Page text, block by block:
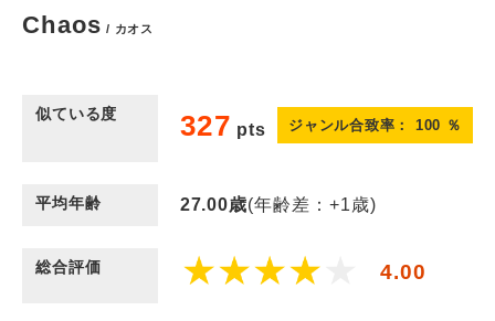
Chaos / カオス
似ている度 327 pts ジャンル合致率： 100 ％
平均年齢 27.00歳(年齢差：+1歳)
総合評価 4.00